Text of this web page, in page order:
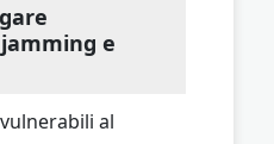
e
al